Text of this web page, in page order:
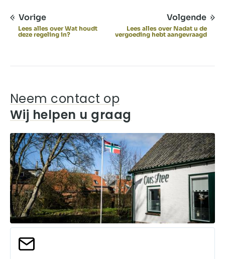
Vorige
Lees alles over Wat houdt
deze regeling in?
Volgende
Lees alles over Nadat u de
vergoeding hebt aangevraagd
Neem contact op
Wij helpen u graag